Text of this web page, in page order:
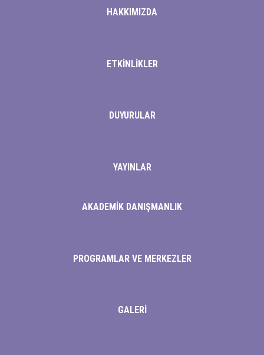
HAKKIMIZDA
ETKİNLİKLER
DUYURULAR
YAYINLAR
AKADEMİK DANIŞMANLIK
PROGRAMLAR VE MERKEZLER
GALERİ